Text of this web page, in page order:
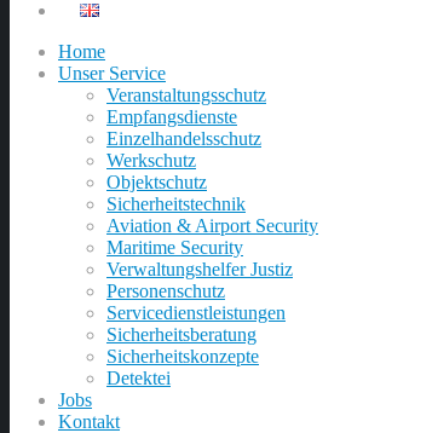
Home
Unser Service
Veranstaltungsschutz
Empfangsdienste
Einzelhandelsschutz
Werkschutz
Objektschutz
Sicherheitstechnik
Aviation & Airport Security
Maritime Security
Verwaltungshelfer Justiz
Personenschutz
Servicedienstleistungen
Sicherheitsberatung
Sicherheitskonzepte
Detektei
Jobs
Kontakt